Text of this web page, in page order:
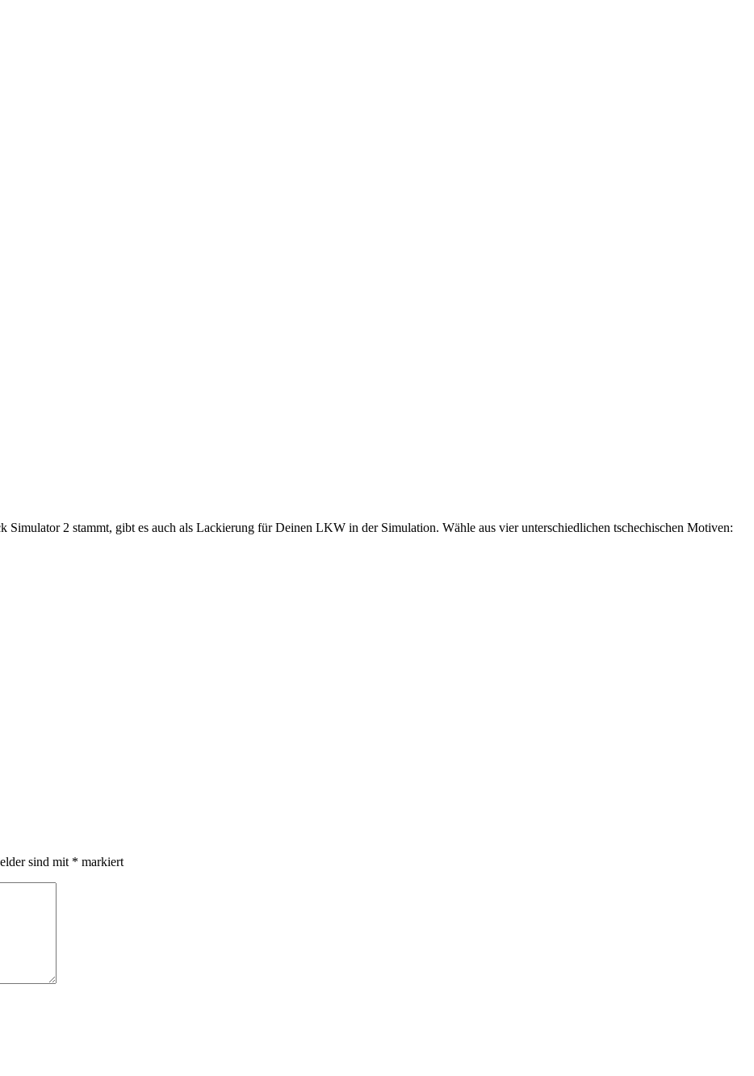
Simulator 2 stammt, gibt es auch als Lackierung für Deinen LKW in der Simulation. Wähle aus vier unterschiedlichen tschechischen Motiven:
sind mit * markiert